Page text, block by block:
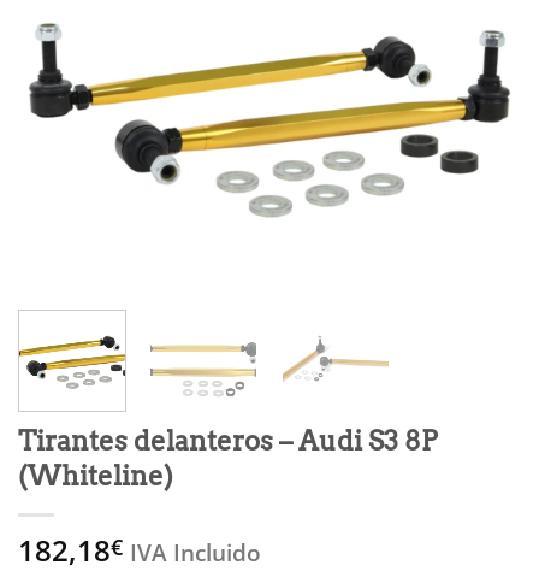
a la
lista
de
deseos
Tirantes delanteros – Audi S3 8P
(Whiteline)
182,18€ IVA Incluido